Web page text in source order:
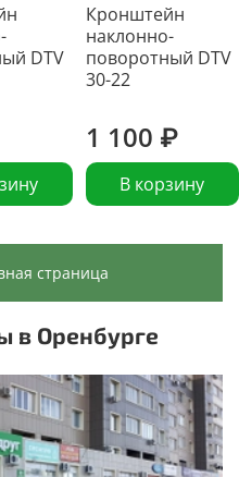
DTV
Кронштейн
наклонно-
поворотный DTV
30-22
1 100 ₽
В корзину
страница
в Оренбурге